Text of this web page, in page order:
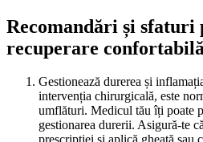
Recomandări și sfaturi
recuperare
Gestionează durerea și
intervenția chirurgicală, este
umflături. Medicul tău îți poate
gestionarea durerii. Asigură-te